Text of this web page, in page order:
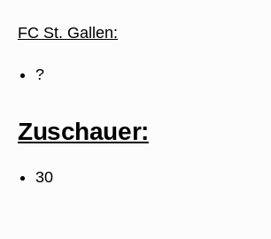
FC St. Gallen:
?
Zuschauer:
30